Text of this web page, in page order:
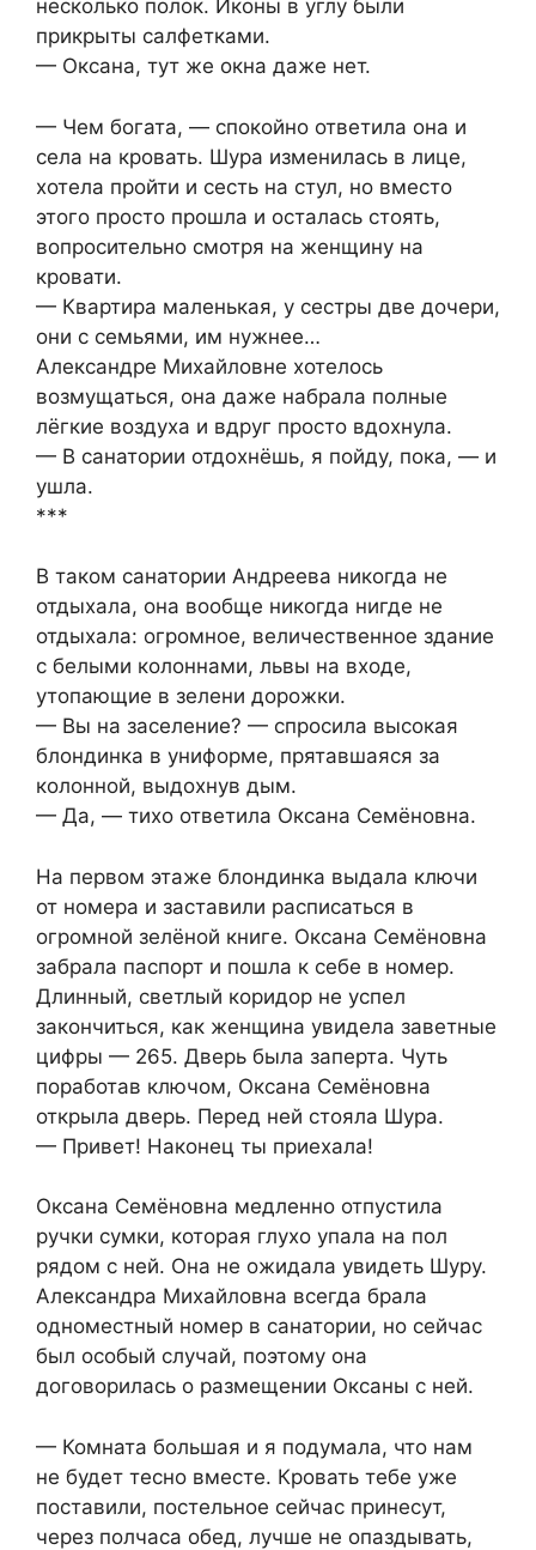
несколько полок. Иконы в углу были
прикрыты салфетками.
— Оксана, тут же окна даже нет.
— Чем богата, — спокойно ответила она и
села на кровать. Шура изменилась в лице,
хотела пройти и сесть на стул, но вместо
этого просто прошла и осталась стоять,
вопросительно смотря на женщину на
кровати.
— Квартира маленькая, у сестры две дочери,
они с семьями, им нужнее…
Александре Михайловне хотелось
возмущаться, она даже набрала полные
лёгкие воздуха и вдруг просто вдохнула.
— В санатории отдохнёшь, я пойду, пока, — и
ушла.
***
В таком санатории Андреева никогда не
отдыхала, она вообще никогда нигде не
отдыхала: огромное, величественное здание
с белыми колоннами, львы на входе,
утопающие в зелени дорожки.
— Вы на заселение? — спросила высокая
блондинка в униформе, прятавшаяся за
колонной, выдохнув дым.
— Да, — тихо ответила Оксана Семёновна.
На первом этаже блондинка выдала ключи
от номера и заставили расписаться в
огромной зелёной книге. Оксана Семёновна
забрала паспорт и пошла к себе в номер.
Длинный, светлый коридор не успел
закончиться, как женщина увидела заветные
цифры — 265. Дверь была заперта. Чуть
поработав ключом, Оксана Семёновна
открыла дверь. Перед ней стояла Шура.
— Привет! Наконец ты приехала!
Оксана Семёновна медленно отпустила
ручки сумки, которая глухо упала на пол
рядом с ней. Она не ожидала увидеть Шуру.
Александра Михайловна всегда брала
одноместный номер в санатории, но сейчас
был особый случай, поэтому она
договорилась о размещении Оксаны с ней.
— Комната большая и я подумала, что нам
не будет тесно вместе. Кровать тебе уже
поставили, постельное сейчас принесут,
через полчаса обед, лучше не опаздывать,